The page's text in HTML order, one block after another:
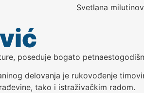
poseduje bogato
delovanja je rukovođenje
tako i istraživačkim radom.